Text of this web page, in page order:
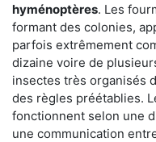
hyménoptères. Les
formant des colonies,
parfois extrêmement
dizaine voire de
insectes très organisés
des règles préétablies.
fonctionnent selon une
une communication